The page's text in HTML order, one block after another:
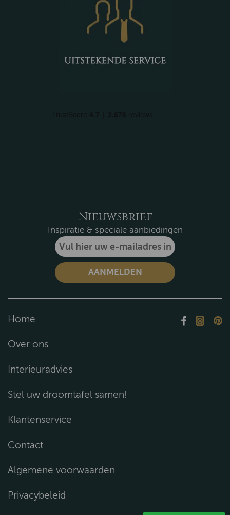
Nieuwsbrief
Inspiratie & speciale aanbiedingen
Home
Over ons
Interieuradvies
Stel uw droomtafel samen!
Klantenservice
Contact
Algemene voorwaarden
Privacybeleid